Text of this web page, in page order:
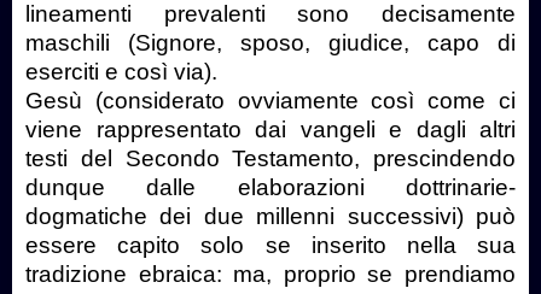
lineamenti prevalenti sono decisamente
maschili (Signore, sposo, giudice, capo di
eserciti e così via).
Gesù (considerato ovviamente così come ci
viene rappresentato dai vangeli e dagli altri
testi del Secondo Testamento, prescindendo
dunque dalle elaborazioni dottrinarie-
dogmatiche dei due millenni successivi) può
essere capito solo se inserito nella sua
tradizione ebraica: ma, proprio se prendiamo